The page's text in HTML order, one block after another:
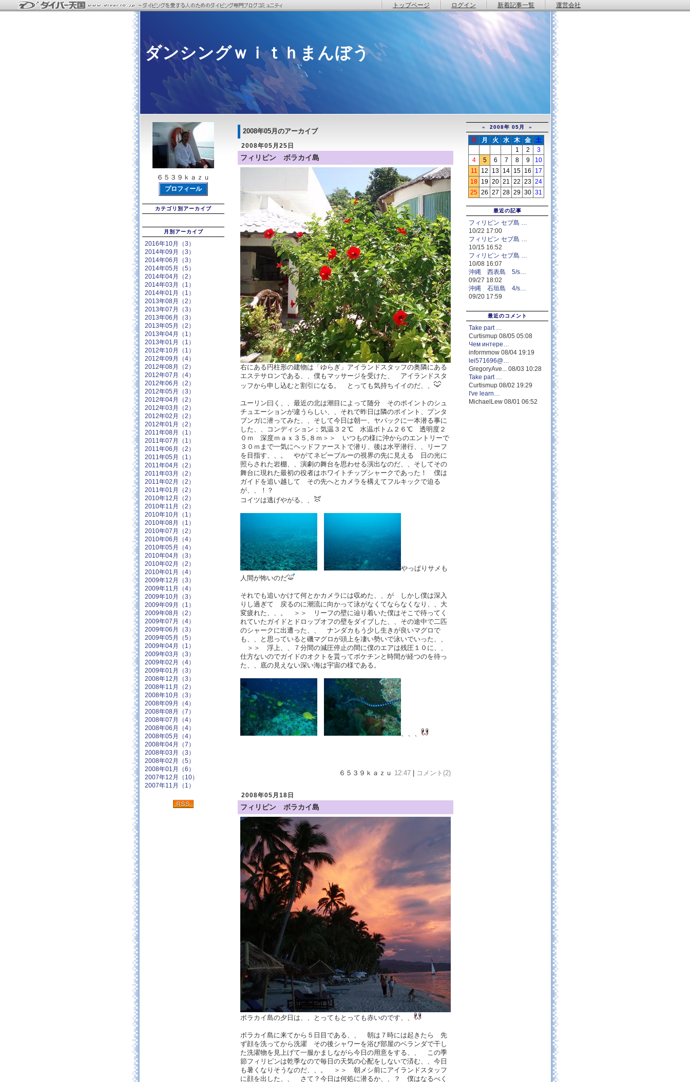
トップページ ログイン 新着記事一覧 運営会社
ダンシングｗｉｔｈまんぼう
2008年05月のアーカイブ
2008年05月25日
フィリピン ボラカイ島
右にある円柱形の建物は「ゆらぎ」アイランドスタッフの奥隣にある
エステサロンである、、僕もマッサージを受けた、 アイランドスタ
ッフから申し込むと割引になる。 とっても気持ちイイのだ、、
ユーリン曰く、、最近の北は潮目によって随分 そのポイントのシュ
チュエーションが違うらしい、、それで昨日は隣のポイント、プンタ
ブンガに潜ってみた、、そして今日は朝一、ヤパックに一本潜る事に
した、、コンディション；気温３２℃ 水温ボトム２６℃ 透明度２
０ｍ 深度ｍａｘ３５,８ｍ＞＞ いつもの様に沖からのエントリーで
３０ｍまで一気にヘッドファーストで潜り、後は水平潜行、、リーフ
を目指す、、。 やがてネビーブルーの視界の先に見える 日の光に
照らされた岩棚、、演劇の舞台を思わせる演出なのだ、、そしてその
舞台に現れた最初の役者はホワイトチップシャークであった！ 僕は
ガイドを追い越して その先へとカメラを構えてフルキックで迫る
が、、！？
コイツは逃げやがる、、
やっぱりサメも
人間が怖いのだ
それでも追いかけて何とかカメラには収めた、、が しかし僕は深入
りし過ぎて 戻るのに潮流に向かって泳がなくてならなくなり、、大
変疲れた、、。 ＞＞ リーフの壁に辿り着いた僕はそこで待ってく
れていたガイドとドロップオフの壁をダイブした、、その途中で二匹
のシャークに出遭った、、 ナンダカもう少し生きが良いマグロで
も、、と思っていると磯マグロが頭上を凄い勢いで泳いでいった、、
＞＞ 浮上、、７分間の減圧停止の間に僕のエアは残圧１０に、、
仕方ないのでガイドのオクトを貰ってボケチンと時間が経つのを待っ
た、、底の見えない深い海は宇宙の様である。
、、、
６５３９ｋａｚｕ 12:47 コメント(2)
2008年05月18日
フィリピン ボラカイ島
ボラカイ島の夕日は、、とってもとっても赤いのです、、
ボラカイ島に来てから５日目である、、 朝は７時には起きたら 先
ず顔を洗ってから洗濯 その後シャワーを浴び部屋のベランダで干し
た洗濯物を見上げて一服かましながら今日の用意をする、、 この季
節フィリピンは乾季なので毎日の天気の心配をしないで済む、、今日
も暑くなりそうなのだ、、。 ＞＞ 朝メシ前にアイランドスタッフ
に顔を出した、、 さて？今日は何処に潜るか、、？ 僕はなるべく
６５３９ｋａｚｕ
プロフィール
カテゴリ別アーカイブ
月別アーカイブ
2016年10月（3）
2014年09月（3）
2014年06月（3）
2014年05月（5）
2014年04月（2）
2014年03月（1）
2014年01月（1）
2013年08月（2）
2013年07月（3）
2013年06月（3）
2013年05月（2）
2013年04月（1）
2013年01月（1）
2012年10月（1）
2012年09月（4）
2012年08月（2）
2012年07月（4）
2012年06月（2）
2012年05月（3）
2012年04月（2）
2012年03月（2）
2012年02月（2）
2012年01月（2）
2011年08月（1）
2011年07月（1）
2011年06月（2）
2011年05月（1）
2011年04月（2）
2011年03月（2）
2011年02月（2）
2011年01月（2）
2010年12月（2）
2010年11月（2）
2010年10月（1）
2010年08月（1）
2010年07月（2）
2010年06月（4）
2010年05月（4）
2010年04月（3）
2010年02月（2）
2010年01月（4）
2009年12月（3）
2009年11月（4）
2009年10月（3）
2009年09月（1）
2009年08月（2）
2009年07月（4）
2009年06月（3）
2009年05月（5）
2009年04月（1）
2009年03月（3）
2009年02月（4）
2009年01月（3）
2008年12月（3）
2008年11月（2）
2008年10月（3）
2008年09月（4）
2008年08月（7）
2008年07月（4）
2008年06月（4）
2008年05月（4）
2008年04月（7）
2008年03月（3）
2008年02月（5）
2008年01月（6）
2007年12月（10）
2007年11月（1）
« 2008年 05月 »
日 月 火 水 木 金
土
1
2
3
4
5 6 7 8 9
10
11
12 13 14 15 16
17
18 19 20 21 22 23 24
25 26 27 28 29 30 31
最近の記事
フィリピン セブ島 …
10/22 17:00
フィリピン セブ島 …
10/15 16:52
フィリピン セブ島 …
10/08 16:07
沖縄 西表島 5/s…
09/27 18:02
沖縄 石垣島 4/s…
09/20 17:59
最近のコメント
Take part …
Curtismup 08/05 05:08
Чем интере…
informmow 08/04 19:19
lei571696@…
GregoryAve... 08/03 10:28
Take part …
Curtismup 08/02 19:29
I've learn…
MichaelLew 08/01 06:52